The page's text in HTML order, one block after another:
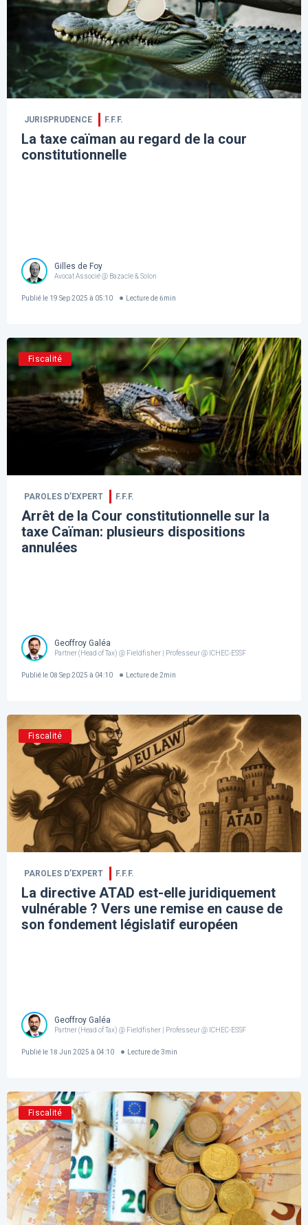
JURISPRUDENCE F.F.F.
La taxe caïman au regard de la cour
constitutionnelle
Gilles de Foy
Avocat Associé @ Bazacle & Solon
Publié le 19 Sep 2025 à 05:10 Lecture de 6min
Fiscalité
PAROLES D’EXPERT F.F.F.
Arrêt de la Cour constitutionnelle sur la
taxe Caïman: plusieurs dispositions
annulées
Geoffroy Galéa
Partner (Head of Tax) @ Fieldfisher | Professeur @ ICHEC-ESSF
Publié le 08 Sep 2025 à 04:10 Lecture de 2min
Fiscalité
PAROLES D’EXPERT F.F.F.
La directive ATAD est-elle juridiquement
vulnérable ? Vers une remise en cause de
son fondement législatif européen
Geoffroy Galéa
Partner (Head of Tax) @ Fieldfisher | Professeur @ ICHEC-ESSF
Publié le 18 Jun 2025 à 04:10 Lecture de 3min
Fiscalité